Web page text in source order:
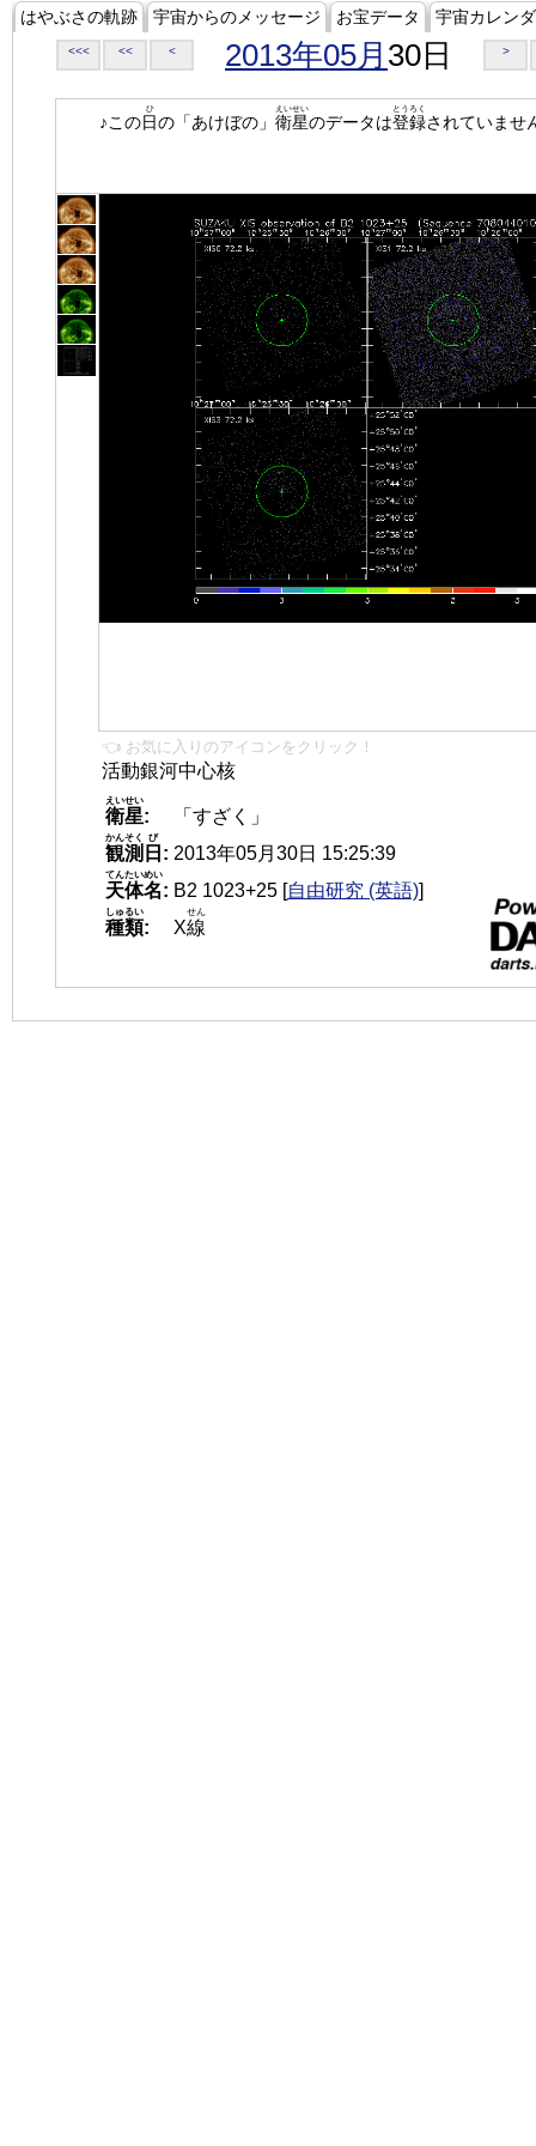
はやぶさの軌跡 宇宙からのメッセージ お宝データ 宇宙カレン
<<< << < 2013年05月 30日 >
♪この日
ひ
の「あけぼの」 衛星
えいせい
のデータは登録
とうろく
されていませ
👈 お気に入りのアイコンをクリック！
活動銀河中心核
衛星
えいせい
:
「すざく」
観測
かんそく
日
び
: 2013年05月30日 15:25:39
天体名
てんたいめい
: B2 1023+25 [自由研究 (英語)]
種類
しゅるい
: X線
せん